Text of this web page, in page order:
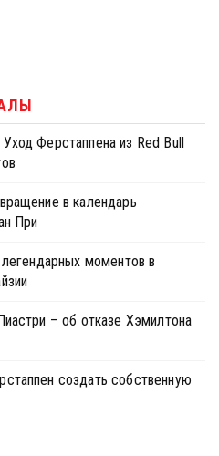
Ферстаппена из Red Bull
в календарь
При
моментов в
– об отказе Хэмилтона
создать собственную